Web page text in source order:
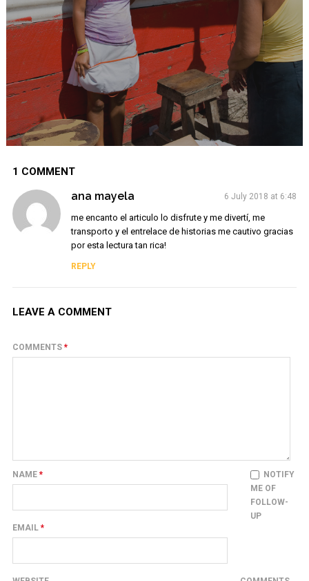
1 COMMENT
ana mayela 6 July 2018 at 6:48
me encanto el articulo lo disfrute y me divertí, me
transporto y el entrelace de historias me cautivo gracias
por esta lectura tan rica!
REPLY
LEAVE A COMMENT
COMMENTS *
NAME *
EMAIL *
NOTIFY
ME OF
FOLLOW-
UP